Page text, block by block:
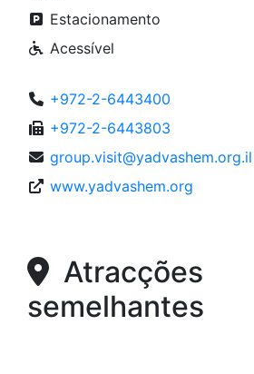
Estacionamento
Acessível
+972-2-6443400
+972-2-6443803
group.visit@yadvashem.org.il
www.yadvashem.org
Atracções
semelhantes